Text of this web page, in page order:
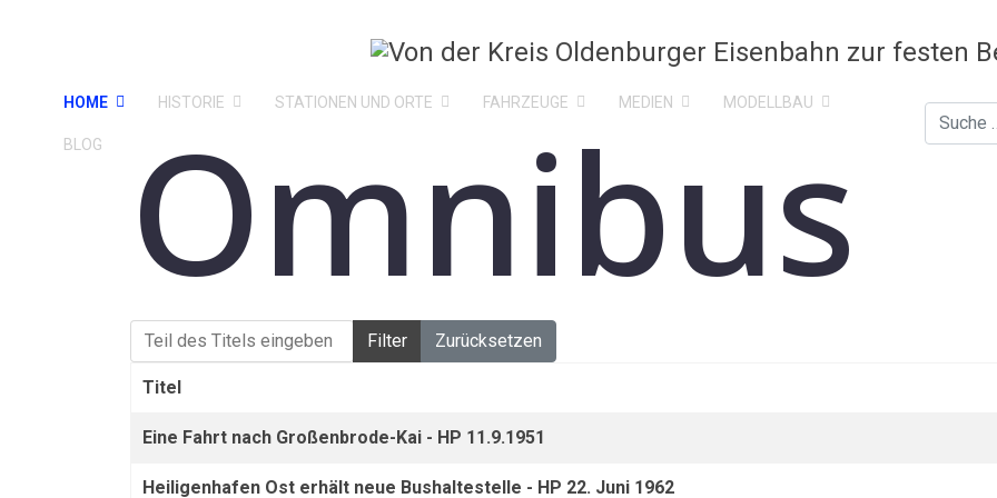
HOME HISTORIE STATIONEN UND ORTE FAHRZEUGE MEDIEN MODELLBAU
BLOG
Suchen
Omnibus
Teil des Titels eingeben Filter Zurücksetzen
Titel
Eine Fahrt nach Großenbrode-Kai - HP 11.9.1951
Heiligenhafen Ost erhält neue Bushaltestelle - HP 22. Juni 1962